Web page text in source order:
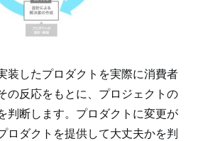
装したプロダクトを実際に消費者
の反応をもとに、プロジェクトの
判断します。プロダクトに変更が
ロダクトを提供して大丈夫かを判